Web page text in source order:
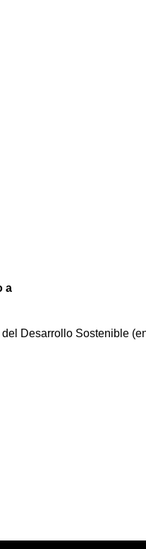
a
del Desarrollo Sostenible